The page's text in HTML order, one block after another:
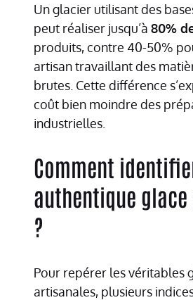
Un glacier utilisant des
peut réaliser jusqu’à 80%
produits, contre 40-50%
artisan travaillant des
brutes. Cette différence
coût bien moindre des
industrielles.
Comment
authentique
?
Pour repérer les véritables
artisanales, plusieurs